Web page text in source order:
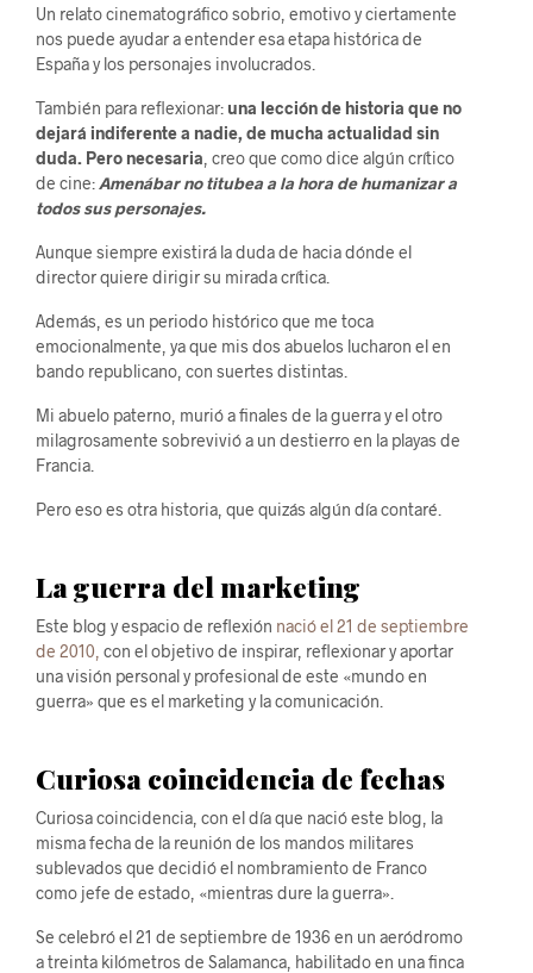
Un relato cinematográfico sobrio, emotivo y ciertamente
nos puede ayudar a entender esa etapa histórica de
España y los personajes involucrados.
También para reflexionar: una lección de historia que no
dejará indiferente a nadie, de mucha actualidad sin
duda. Pero necesaria , creo que como dice algún crítico
de cine:Amenábar no titubea a la hora de humanizar a
todos sus personajes.
Aunque siempre existirá la duda de hacia dónde el
director quiere dirigir su mirada crítica.
Además, es un periodo histórico que me toca
emocionalmente, ya que mis dos abuelos lucharon el en
bando republicano, con suertes distintas.
Mi abuelo paterno, murió a finales de la guerra y el otro
milagrosamente sobrevivió a un destierro en la playas de
Francia.
Pero eso es otra historia, que quizás algún día contaré.
La guerra del marketing
Este blog y espacio de reflexión nació el 21 de septiembre
de 2010, con el objetivo de inspirar, reflexionar y aportar
una visión personal y profesional de este «mundo en
guerra» que es el marketing y la comunicación.
Curiosa coincidencia de fechas
Curiosa coincidencia, con el día que nació este blog, la
misma fecha de la reunión de los mandos militares
sublevados que decidió el nombramiento de Franco
como jefe de estado, «mientras dure la guerra».
Se celebró el 21 de septiembre de 1936 en un aeródromo
a treinta kilómetros de Salamanca, habilitado en una finca